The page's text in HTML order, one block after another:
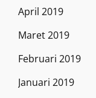
April 2019
Maret 2019
Februari 2019
Januari 2019